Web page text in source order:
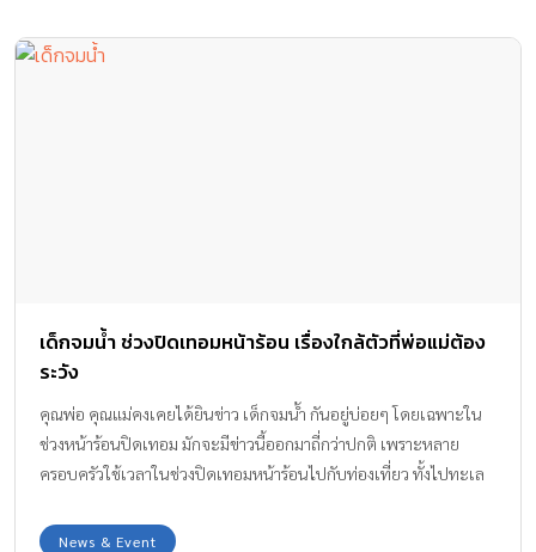
เด็กจมน้ำ ช่วงปิดเทอมหน้าร้อน เรื่องใกล้ตัวที่พ่อแม่ต้อง
ระวัง
คุณพ่อ คุณแม่คงเคยได้ยินข่าว เด็กจมน้ำ กันอยู่บ่อยๆ โดยเฉพาะใน
ช่วงหน้าร้อนปิดเทอม มักจะมีข่าวนี้ออกมาถี่กว่าปกติ เพราะหลาย
ครอบครัวใช้เวลาในช่วงปิดเทอมหน้าร้อนไปกับท่องเที่ยว ทั้งไปทะเล
ให้มากๆNews & Event